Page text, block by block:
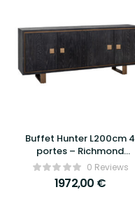
Buffet Hunter L200cm 4
portes – Richmond
Interiors0 Reviews
1972,00 €